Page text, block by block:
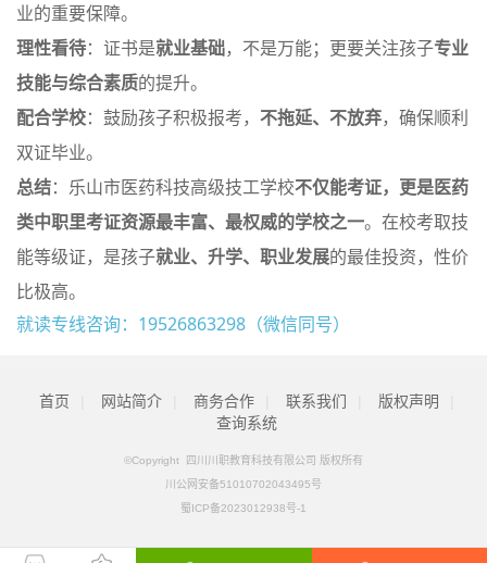
业的重要保障。
理性看待：证书是就业基础，不是万能；更要关注孩子专业
技能与综合素质的提升。
配合学校：鼓励孩子积极报考， 不拖延、不放弃，确保顺利
双证毕业。
总结：乐山市医药科技高级技工学校不仅能考证，更是医药
类中职里考证资源最丰富、最权威的学校之一。在校考取技
能等级证，是孩子就业、升学、职业发展的最佳投资，性价
比极高。
就读专线咨询：19526863298（微信同号）
首页 网站简介 商务合作 联系我们 版权声明
查询系统
©Copyright 四川川职教育科技有限公司 版权所有
川公网安备51010702043495号
蜀ICP备2023012938号-1